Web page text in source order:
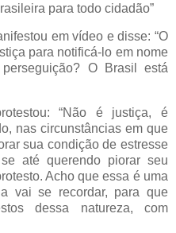
para todo cidadão”
em vídeo e disse: “O
para notificá-lo em nome
O Brasil está
“Não é justiça, é
nas circunstâncias em que
sua condição de estresse
até querendo piorar seu
Acho que essa é uma
vai se recordar, para que
dessa natureza, com